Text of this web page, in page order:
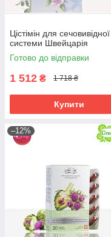
Цістімін для сечовивідної
системи Швейцарія
Готово до відправки
1 512 ₴ 1 718 ₴
Купити
–12%